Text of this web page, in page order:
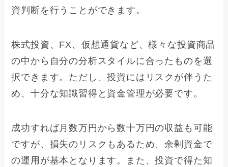
資判断を行うことができます。
株式投資、FX、仮想通貨など、様々な投資商品
の中から自分の分析スタイルに合ったものを選
択できます。ただし、投資にはリスクが伴うた
め、十分な知識習得と資金管理が必要です。
成功すれば月数万円から数十万円の収益も可能
ですが、損失のリスクもあるため、余剰資金で
の運用が基本となります。また、投資で得た知